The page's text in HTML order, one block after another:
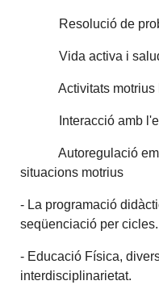
Resolució de
Vida activa i
Activitats motrius
Interacció amb
Autoregulació
situacions motrius
- La programació
seqüenciació per
- Educació Física,
interdisciplinarietat.